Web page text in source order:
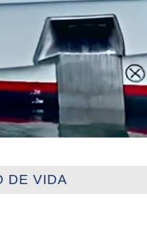
DE VIDA